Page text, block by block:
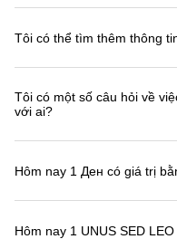
Tôi có thể tìm thêm thông
Tôi có một số câu hỏi về
với ai?
Hôm nay 1 Ден có giá trị
Hôm nay 1 UNUS SED